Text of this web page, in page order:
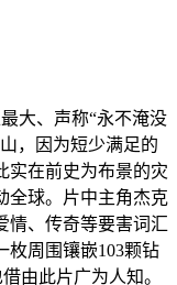
大、声称“永不淹没
，因为短少满足的
实在前史为布景的灾
全球。片中主角杰克
情、传奇等要害词汇
枚周围镶嵌103颗钻
由此片广为人知。